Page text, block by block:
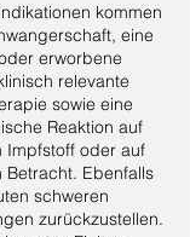
kommen
eine
erworbene
relevante
sowie eine
Reaktion auf
Impfstoff oder auf
Betracht. Ebenfalls
schweren
zurückzustellen.